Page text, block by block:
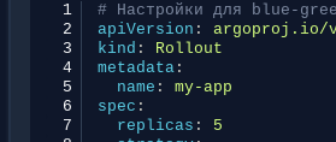
1
# Настройки для blue-
2
apiVersion :
argoproj.io/
3
kind :
Rollout
4
metadata:
5
name :
my-app
6
spec :
7
replicas :
5